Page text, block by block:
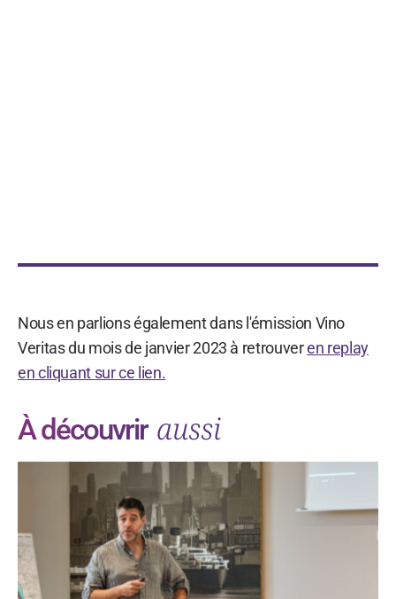
Nous en parlions également dans l'émission Vino
Veritas du mois de janvier 2023 à retrouveren replay
en cliquant sur ce lien.
À découvrir aussi